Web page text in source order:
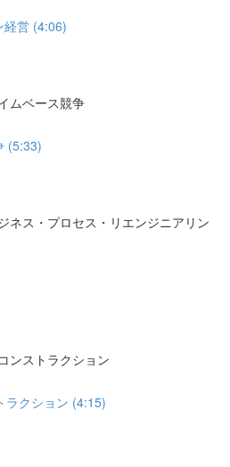
経営 (4:06)
ムベース競争
(5:33)
ス・プロセス・リエンジニアリン
ンストラクション
ラクション (4:15)